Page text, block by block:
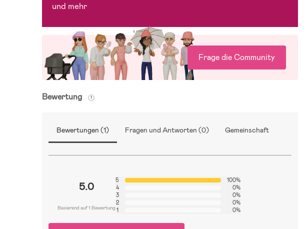
und mehr
Frage die Community
Bewertung
Bewertungen (1) Fragen und Antworten (0) Gemeinschaft
5.0
Basierend auf 1 Bewertung
5
100%
4
0%
3
0%
2
0%
1
0%